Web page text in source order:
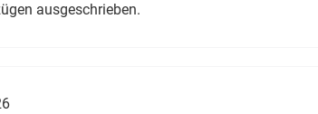
ausgeschrieben.